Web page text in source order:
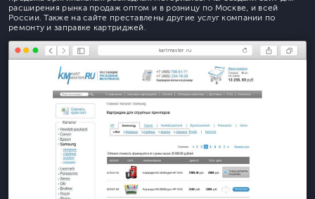
расширения рынка продаж оптом и в розницу по Москве, и всей
России. Также на сайте преставлены другие услуг компании по
ремонту и заправке картриджей.
kartmaster.ru